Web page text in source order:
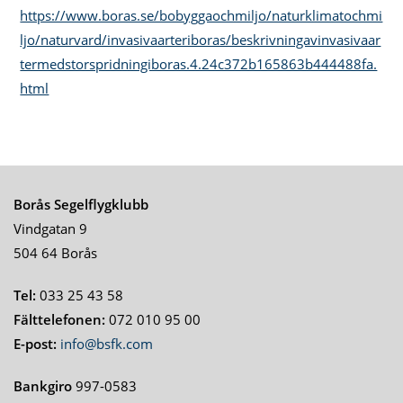
https://www.boras.se/bobyggaochmiljo/naturklimatochmi
ljo/naturvard/invasivaarteriboras/beskrivningavinvasivaar
termedstorspridningiboras.4.24c372b165863b444488fa.
html
Borås Segelflygklubb
Vindgatan 9
504 64 Borås
Tel: 033 25 43 58
Fälttelefonen: 072 010 95 00
E-post: info@bsfk.com
Bankgiro 997-0583